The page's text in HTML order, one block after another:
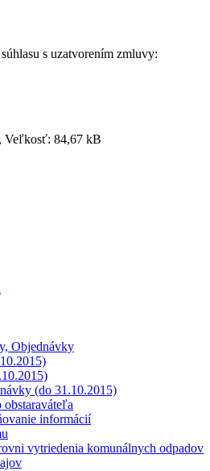
s uzatvorením zmluvy:
Veľkosť: 84,67 kB
Objednávky
(do 31.10.2015)
informácií
vytriedenia komunálnych odpadov